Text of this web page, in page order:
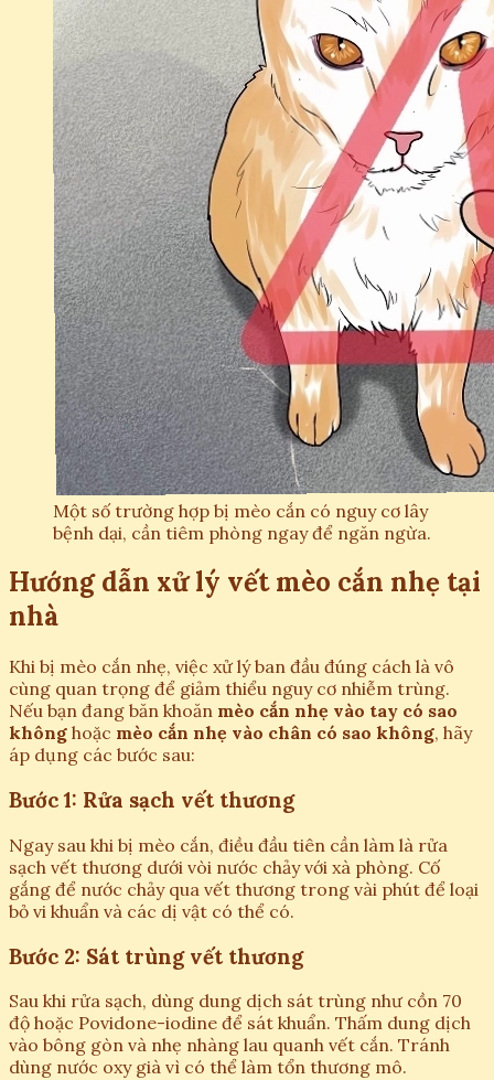
Một số trường hợp bị mèo cắn có nguy cơ lây
bệnh dại, cần tiêm phòng ngay để ngăn ngừa.
Hướng dẫn xử lý vết mèo cắn nhẹ tại
nhà
Khi bị mèo cắn nhẹ, việc xử lý ban đầu đúng cách là vô
cùng quan trọng để giảm thiểu nguy cơ nhiễm trùng.
Nếu bạn đang băn khoăn mèo cắn nhẹ vào tay có sao
không hoặc mèo cắn nhẹ vào chân có sao không, hãy
áp dụng các bước sau:
Bước 1: Rửa sạch vết thương
Ngay sau khi bị mèo cắn, điều đầu tiên cần làm là rửa
sạch vết thương dưới vòi nước chảy với xà phòng. Cố
gắng để nước chảy qua vết thương trong vài phút để loại
bỏ vi khuẩn và các dị vật có thể có.
Bước 2: Sát trùng vết thương
Sau khi rửa sạch, dùng dung dịch sát trùng như cồn 70
độ hoặc Povidone-iodine để sát khuẩn. Thấm dung dịch
vào bông gòn và nhẹ nhàng lau quanh vết cắn. Tránh
dùng nước oxy già vì có thể làm tổn thương mô.